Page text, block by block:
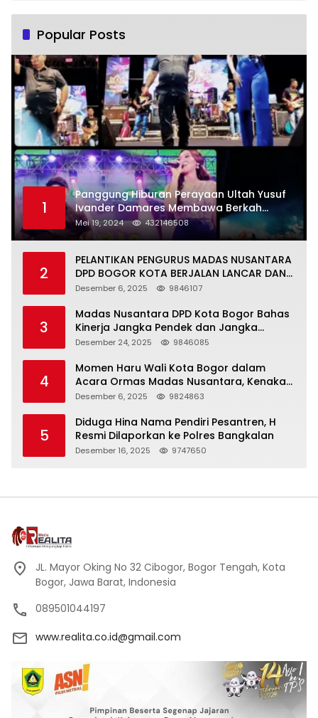
Popular Posts
1
Panggung Hiburan Perayaan Ultah Yusuf
Ivander Damares Membawa Berkah
Warga Kejapanan
Mei 19, 2024 432146508
2
PELANTIKAN PENGURUS MADAS NUSANTARA
DPD BOGOR KOTA BERJALAN LANCAR DAN
KHIDMAT
Desember 6, 2025 9846107
3
Madas Nusantara DPD Kota Bogor Bahas
Kinerja Jangka Pendek dan Jangka
Panjang
Desember 24, 2025 9846085
4
Momen Haru Wali Kota Bogor dalam
Acara Ormas Madas Nusantara, Kenakan
Peci Hitam Tinggi sebagai Simbol
Desember 6, 2025 9824863
5
Diduga Hina Nama Pendiri Pesantren, H
Resmi Dilaporkan ke Polres Bangkalan
Desember 16, 2025 9747650
JL. Mayor Oking No 32 Cibogor, Bogor Tengah, Kota
Bogor, Jawa Barat, Indonesia
089501044197
www.realita.co.id@gmail.com